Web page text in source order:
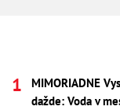
MIMORIADNE
dažde: Voda v